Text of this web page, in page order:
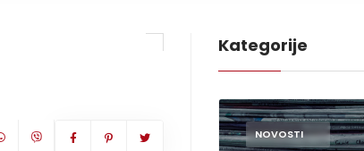
Kategorije
NOVOSTI